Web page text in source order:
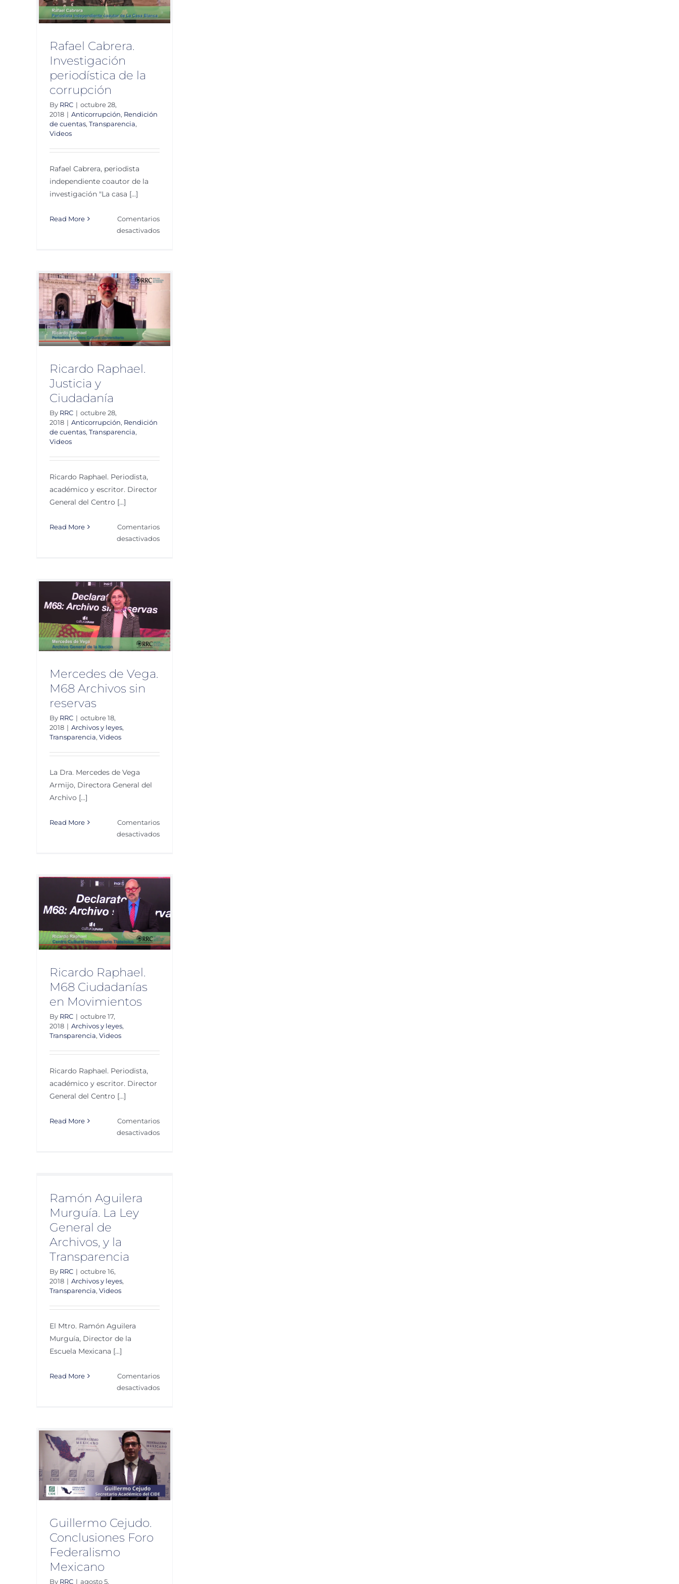
Rafael Cabrera.
Investigación
periodística de la
corrupción
By RRC | octubre 28,
2018 | Anticorrupción, Rendición
de cuentas, Transparencia,
Videos
Rafael Cabrera, periodista
independiente coautor de la
investigación "La casa [...]
Read More
Comentarios
desactivadosen
periodística
Ricardo Raphael.
Justicia y
Ciudadanía
By RRC | octubre 28,
2018 | Anticorrupción, Rendición
de cuentas, Transparencia,
Videos
Ricardo Raphael. Periodista,
académico y escritor. Director
General del Centro [...]
Read More
Comentarios
desactivadosen
y
Mercedes de Vega.
M68 Archivos sin
reservas
By RRC | octubre 18,
2018 | Archivos y leyes,
Transparencia, Videos
La Dra. Mercedes de Vega
Armijo, Directora General del
Archivo [...]
Read More
Comentarios
desactivadosen
M68
reservas
Ricardo Raphael.
M68 Ciudadanías
en Movimientos
By RRC | octubre 17,
2018 | Archivos y leyes,
Transparencia, Videos
Ricardo Raphael. Periodista,
académico y escritor. Director
General del Centro [...]
Read More
Comentarios
desactivadosen
Ramón Aguilera
Murguía. La Ley
General de
Archivos, y la
Transparencia
By RRC | octubre 16,
2018 | Archivos y leyes,
Transparencia, Videos
El Mtro. Ramón Aguilera
Murguía, Director de la
Escuela Mexicana [...]
Read More
Comentarios
desactivadosen
La
Ley
Archivos,
y
Guillermo Cejudo.
Conclusiones Foro
Federalismo
Mexicano
By RRC | agosto 5,